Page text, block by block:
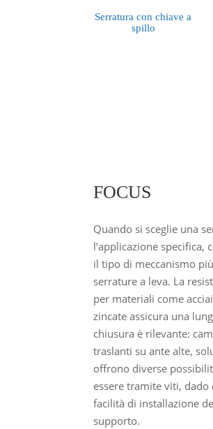
Serratura con chiave a
spillo
FOCUS
Quando si sceglie una
l’applicazione
il tipo di meccanismo
serrature a leva. La
per materiali come
zincate assicura una
chiusura è rilevante:
traslanti su ante alte,
offrono diverse
essere tramite viti, dado
facilità di installazione
supporto.